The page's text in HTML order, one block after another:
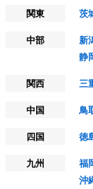
関東
茨
中部
新
静
関西
三
中国
鳥
四国
徳
九州
福
沖